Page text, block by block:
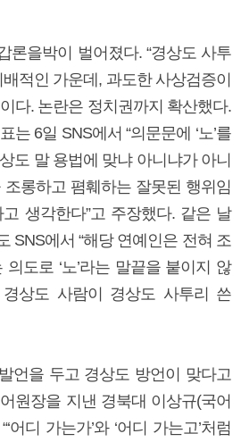
론을박이 벌어졌다. “경상도 사투
적인 가운데, 과도한 사상검증이
다. 논란은 정치권까지 확산했다.
는 6일 SNS에서 “의문문에 ‘노’를
도 말 용법에 맞냐 아니냐가 아니
롱하고 폄훼하는 잘못된 행위임
생각한다”고 주장했다. 같은 날
SNS에서 “해당 연예인은 전혀 조
도로 ‘노’라는 말끝을 붙이지 않
경상도 사람이 경상도 사투리 쓴
언을 두고 경상도 방언이 맞다고
원장을 지낸 경북대 이상규(국어
어디 가는가’와 ‘어디 가는고’처럼